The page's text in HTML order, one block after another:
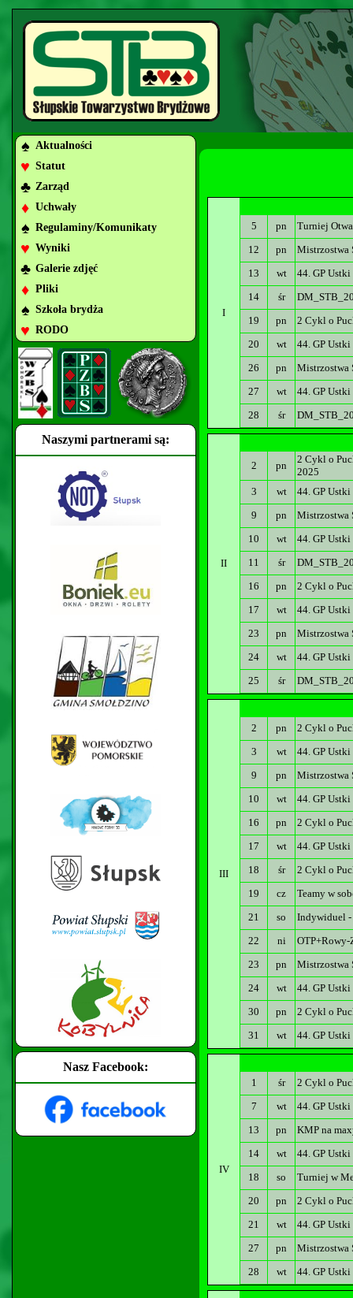
♠ Aktualności
♥ Statut
♣ Zarząd
♦ Uchwały
♠ Regulaminy/Komunikaty
♥ Wyniki
♣ Galerie zdjęć
♦ Pliki
♠ Szkoła brydża
♥ RODO
Naszymi partnerami są:
Nasz Facebook:
I
5 pn
Turniej
12
pn
Mistrzostwa
13
wt
44. GP
14
śr
19
pn
2 Cykl o
20
wt
44. GP
26
pn
Mistrzostwa
27
wt
44. GP
28
śr
II
2 pn
2 Cykl o
2025
3
wt
44. GP
9
pn
Mistrzostwa
10
wt
44. GP
11
śr
16
pn
2 Cykl o
17
wt
44. GP
23
pn
Mistrzostwa
24
wt
44. GP
25
śr
III
2 pn
2 Cykl o
3
wt
44. GP
9
pn
Mistrzostwa
10
wt
44. GP
16
pn
2 Cykl o
17
wt
44. GP
18
śr
2 Cykl o
19
cz
Teamy w
21
so
Indywiduel -
22
ni
OTP+Rowy-
23
pn
Mistrzostwa
24
wt
44. GP
30
pn
2 Cykl o
31
wt 44. GP
IV
1 śr
2 Cykl o
7
wt
44. GP
13
pn
KMP na
14
wt
44. GP
18
so
Turniej w
20
pn
2 Cykl o
21
wt
44. GP
27
pn
Mistrzostwa
28
wt 44. GP